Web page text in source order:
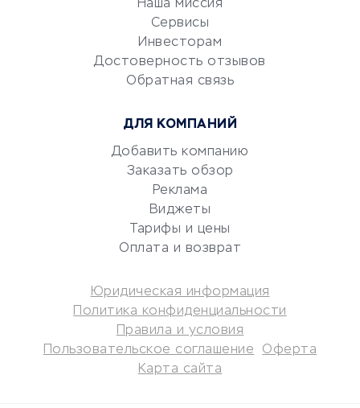
документооборот
Юридические компании
Аудиторские компании
Бухгалтерия онлайн
Потребительские кредиты
Кредитные карты
Дебетовые карты
Микрофинансовые
Наша миссия
Сервисы
Инвесторам
Достоверность отзывов
Обратная связь
ДЛЯ КОМПАНИЙ
Добавить компанию
Заказать обзор
Реклама
Виджеты
Тарифы и цены
Оплата и возврат
Юридическая информация
Политика конфиденциальности
Правила и условия
Пользовательское соглашение
Оферта
Карта сайта